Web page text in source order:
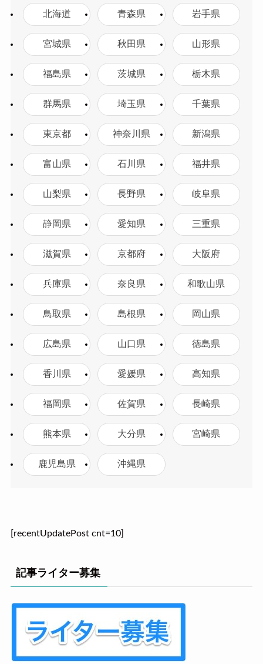
北海道 青森県 岩手県
宮城県 秋田県 山形県
福島県 茨城県 栃木県
群馬県 埼玉県 千葉県
東京都 神奈川県 新潟県
富山県 石川県 福井県
山梨県 長野県 岐阜県
静岡県 愛知県 三重県
滋賀県 京都府 大阪府
兵庫県 奈良県 和歌山県
鳥取県 島根県 岡山県
広島県 山口県 徳島県
香川県 愛媛県 高知県
福岡県 佐賀県 長崎県
熊本県 大分県 宮崎県
鹿児島県 沖縄県
[recentUpdatePost cnt=10]
記事ライター募集